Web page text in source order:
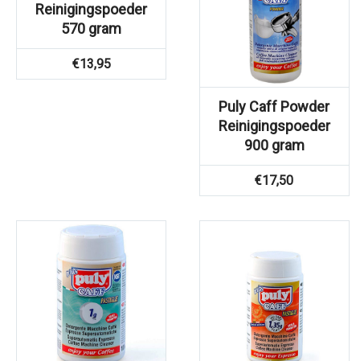
Reinigingspoeder
570 gram
€13,95
Puly Caff Powder
Reinigingspoeder
900 gram
€17,50